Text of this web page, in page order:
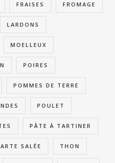
FRAISES FROMAGE
LARDONS
MOELLEUX
POIRES
POMMES DE TERRE
POULET
PÂTE À TARTINER
SALÉE THON